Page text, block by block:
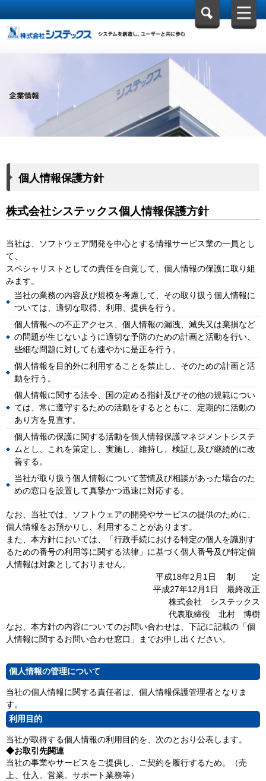
個人情報保護方針
株式会社システックス個人情報保護方針
当社は、ソフトウェア開発を中心とする情報サービス業の一員とし
て、
スペシャリストとしての責任を自覚して、個人情報の保護に取り組
みます。
当社の業務の内容及び規模を考慮して、その取り扱う個人情報に
ついては、適切な取得、利用、提供を行う。
個人情報への不正アクセス、個人情報の漏洩、滅失又は棄損など
の問題が生じないように適切な予防のための計画と活動を行い、
些細な問題に対しても速やかに是正を行う。
個人情報を目的外に利用することを禁止し、そのための計画と活
動を行う。
個人情報に関する法令、国の定める指針及びその他の規範につい
ては、常に遵守するための活動をするとともに、定期的に活動の
あり方を見直す。
個人情報の保護に関する活動を個人情報保護マネジメントシステ
ムとし、これを策定し、実施し、維持し、検証し及び継続的に改
善する。
当社が取り扱う個人情報について苦情及び相談があった場合のた
めの窓口を設置して真摯かつ迅速に対応する。
なお、当社では、ソフトウェアの開発やサービスの提供のために、
個人情報をお預かりし、利用することがあります。
また、本方針においては、「行政手続における特定の個人を識別す
るための番号の利用等に関する法律」に基づく個人番号及び特定個
人情報は対象としておりません。
平成18年2月1日 制 定
平成27年12月1日 最終改正
株式会社 システックス
代表取締役 北村 博樹
なお、本方針の内容についてのお問い合わせは、下記に記載の「個
人情報に関するお問い合わせ窓口」までお申し出ください。
個人情報の管理について
当社の個人情報に関する責任者は、個人情報保護管理者となりま
す。
利用目的
当社が取得する個人情報の利用目的を、次のとおり公表します。
◆お取引先関連
当社の事業やサービスをご提供し、ご契約を履行するため。（売
上、仕入、営業、サポート業務等）